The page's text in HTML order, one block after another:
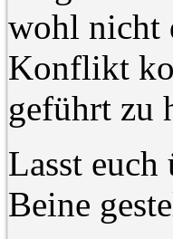
wohl nicht
Konflikt
geführt zu
Lasst euch
Beine